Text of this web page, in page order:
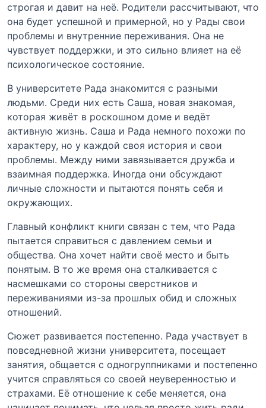
строгая и давит на неё. Родители рассчитывают, что
она будет успешной и примерной, но у Рады свои
проблемы и внутренние переживания. Она не
чувствует поддержки, и это сильно влияет на её
психологическое состояние.
В университете Рада знакомится с разными
людьми. Среди них есть Саша, новая знакомая,
которая живёт в роскошном доме и ведёт
активную жизнь. Саша и Рада немного похожи по
характеру, но у каждой своя история и свои
проблемы. Между ними завязывается дружба и
взаимная поддержка. Иногда они обсуждают
личные сложности и пытаются понять себя и
окружающих.
Главный конфликт книги связан с тем, что Рада
пытается справиться с давлением семьи и
общества. Она хочет найти своё место и быть
понятым. В то же время она сталкивается с
насмешками со стороны сверстников и
переживаниями из-за прошлых обид и сложных
отношений.
Сюжет развивается постепенно. Рада участвует в
повседневной жизни университета, посещает
занятия, общается с одногруппниками и постепенно
учится справляться со своей неуверенностью и
страхами. Её отношение к себе меняется, она